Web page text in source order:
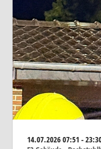
14.07.202607:51 -